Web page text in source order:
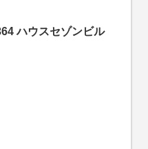
ハウスセゾンビル